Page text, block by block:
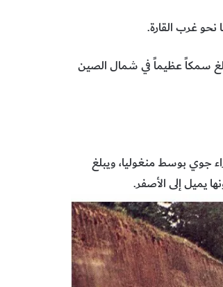
نحو غرب القارة.
سمكاً عظيماً في شمال الصين
جوي بوسط منغوليا، ويبلغ